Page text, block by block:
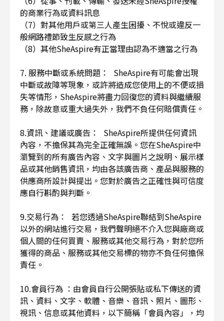
的商業行為或資料訊息
（7）對其他用戶或第三人產生困擾、不悅或違反一
般網路禮節致生反感之行為
（8）其他SheAspire有正當理由認為不適當之行為
7. 服務中斷或系統問題： SheAspire有可能會出現
中斷或故障等現象，或許將造成您使用上的不便或損
失等情形，SheAspire將盡力回復您的資料與繼續服
務，除故意或重大過失外，我們不負任何賠償責任。
8.資訊、建議或廣告： SheAspire所提供任何資訊
內容，不擔保其為完全正確無誤。您在SheAspire中
瀏覽到的所有廣告內容、文字與圖片之說明、展示樣
品或其他銷售資訊，均由各該廣告商、產品與服務的
供應商所設計與提出。您對於廣告之正確性與可信度
應自行斟酌與判斷。
9.交易行為： 若您透過SheAspire聯結到SheAspire
以外的網站進行交易，我們聲明絕不介入您與廠商或
個人間的任何買賣、服務或其他交易行為，對於您所
獲得的商品、服務或其他交易標的物亦不負任何擔保
責任。
10.會員行為 ：由會員自行公開張貼或私下傳送的資
訊、資料、文字、軟體、音樂、音訊、照片、圖形、
視訊、信息或其他資料，以下簡稱「會員內容」，均